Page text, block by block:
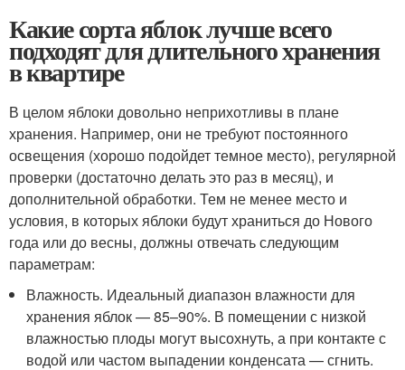
Какие сорта яблок лучше всего
подходят для длительного хранения
в квартире
В целом яблоки довольно неприхотливы в плане
хранения. Например, они не требуют постоянного
освещения (хорошо подойдет темное место), регулярной
проверки (достаточно делать это раз в месяц), и
дополнительной обработки. Тем не менее место и
условия, в которых яблоки будут храниться до Нового
года или до весны, должны отвечать следующим
параметрам:
Влажность. Идеальный диапазон влажности для
хранения яблок — 85–90%. В помещении с низкой
влажностью плоды могут высохнуть, а при контакте с
водой или частом выпадении конденсата — сгнить.